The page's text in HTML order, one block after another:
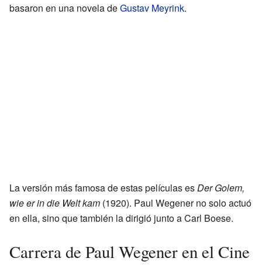
basaron en una novela deGustav Meyrink.
La versión más famosa de estas películas esDer Golem,
wie er in die Welt kam (1920). Paul Wegener no solo actuó
en ella, sino que también la dirigió junto a Carl Boese.
Carrera de Paul Wegener en el Cine